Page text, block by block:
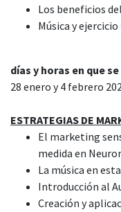
Los beneficios
Música y
días y horas en que
28 enero y 4 febrero
ESTRATEGIAS DE
El marketing
medida en
La música en
Introducción al
Creación y